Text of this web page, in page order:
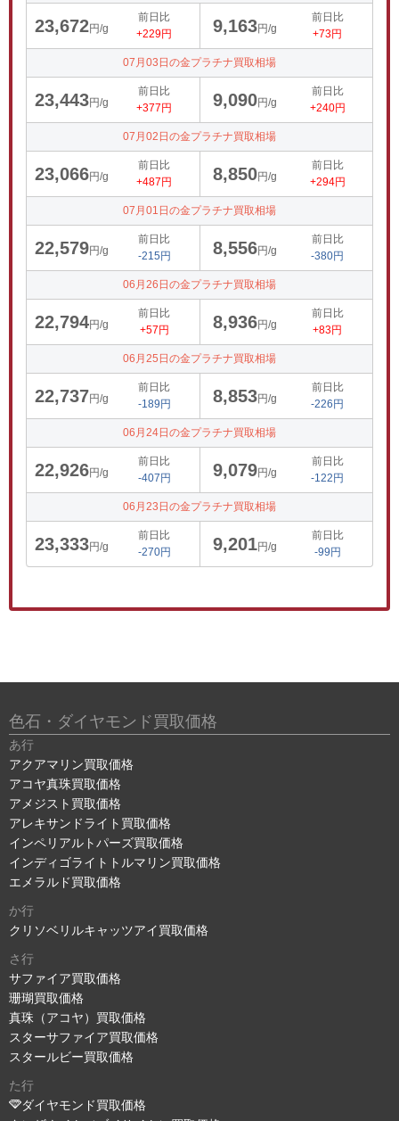
23,672円/g
前日比
+229円
9,163円/g
前日比
+73円
07月03日の金プラチナ買取相場
23,443円/g
前日比
+377円
9,090円/g
前日比
+240円
07月02日の金プラチナ買取相場
23,066円/g
前日比
+487円
8,850円/g
前日比
+294円
07月01日の金プラチナ買取相場
22,579円/g
前日比
-215円
8,556円/g
前日比
-380円
06月26日の金プラチナ買取相場
22,794円/g
前日比
+57円
8,936円/g
前日比
+83円
06月25日の金プラチナ買取相場
22,737円/g
前日比
-189円
8,853円/g
前日比
-226円
06月24日の金プラチナ買取相場
22,926円/g
前日比
-407円
9,079円/g
前日比
-122円
06月23日の金プラチナ買取相場
23,333円/g
前日比
-270円
9,201円/g
前日比
-99円
色石・ダイヤモンド買取価格
あ行
アクアマリン買取価格
アコヤ真珠買取価格
アメジスト買取価格
アレキサンドライト買取価格
インペリアルトパーズ買取価格
インディゴライトトルマリン買取価格
エメラルド買取価格
か行
クリソベリルキャッツアイ買取価格
さ行
サファイア買取価格
珊瑚買取価格
真珠（アコヤ）買取価格
スターサファイア買取価格
スタールビー買取価格
た行
ダイヤモンド買取価格